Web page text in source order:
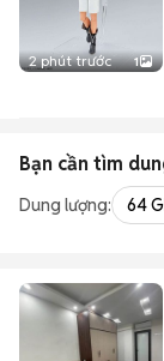
2 phút trước 1
Bạn cần tìm
Dung lượng: 64